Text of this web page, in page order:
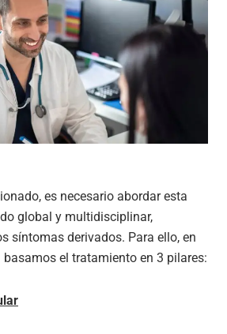
es necesario abordar esta
global y multidisciplinar,
síntomas derivados. Para ello, en
basamos el tratamiento en 3 pilares: